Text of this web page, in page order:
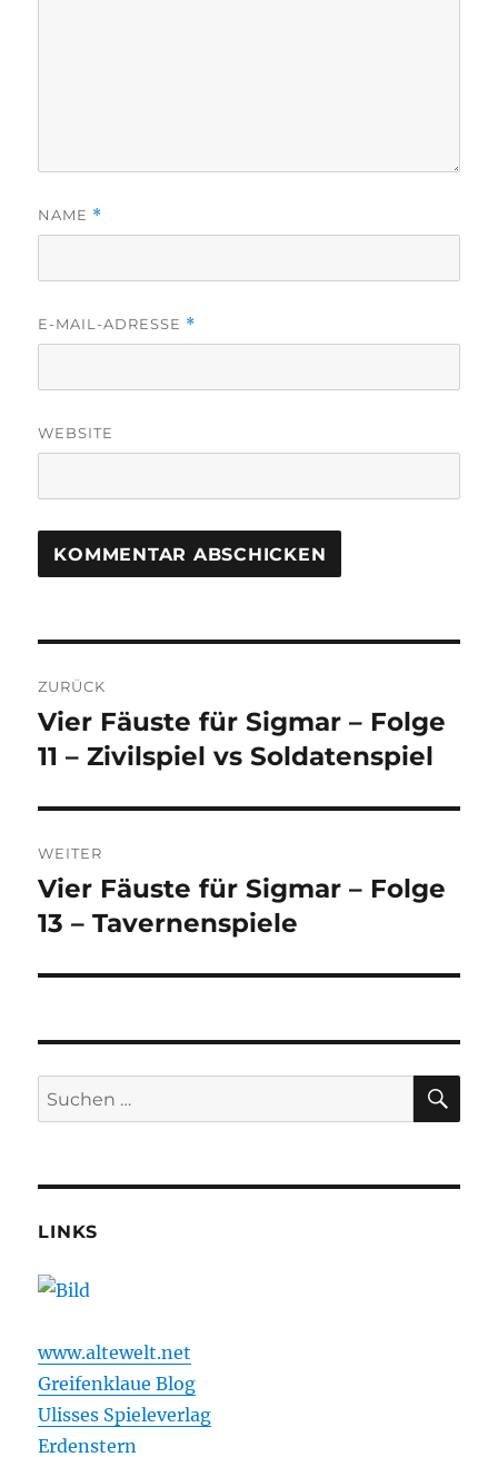
NAME *
E-MAIL-ADRESSE *
WEBSITE
ZURÜCK
Vorheriger
Beitrag:
Vier Fäuste für Sigmar – Folge
11 – Zivilspiel vs Soldatenspiel
WEITER
Nächster
Beitrag:
Vier Fäuste für Sigmar – Folge
13 – Tavernenspiele
Suchen
nach:
LINKS
www.altewelt.net
Greifenklaue Blog
Ulisses Spieleverlag
Erdenstern